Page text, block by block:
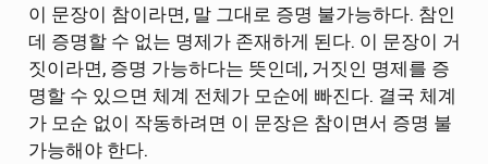
이 문장이 참이라면, 말 그대로 증명 불가능하다. 참인
데 증명할 수 없는 명제가 존재하게 된다. 이 문장이 거
짓이라면, 증명 가능하다는 뜻인데, 거짓인 명제를 증
명할 수 있으면 체계 전체가 모순에 빠진다. 결국 체계
가 모순 없이 작동하려면 이 문장은 참이면서 증명 불
가능해야 한다.